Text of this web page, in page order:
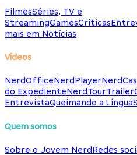
FilmesSéries, TV e
StreamingGamesCríticas
mais em Notícias
Vídeos
NerdOfficeNerdPlayer
do ExpedienteNerdTour
EntrevistaQueimando a Língua
Quem somos
Sobre o Jovem NerdRedes